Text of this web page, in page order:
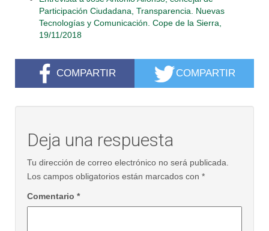
Participación Ciudadana, Transparencia. Nuevas
Tecnologías y Comunicación. Cope de la Sierra,
19/11/2018
COMPARTIR COMPARTIR
Deja una respuesta
Tu dirección de correo electrónico no será publicada.
Los campos obligatorios están marcados con *
Comentario *